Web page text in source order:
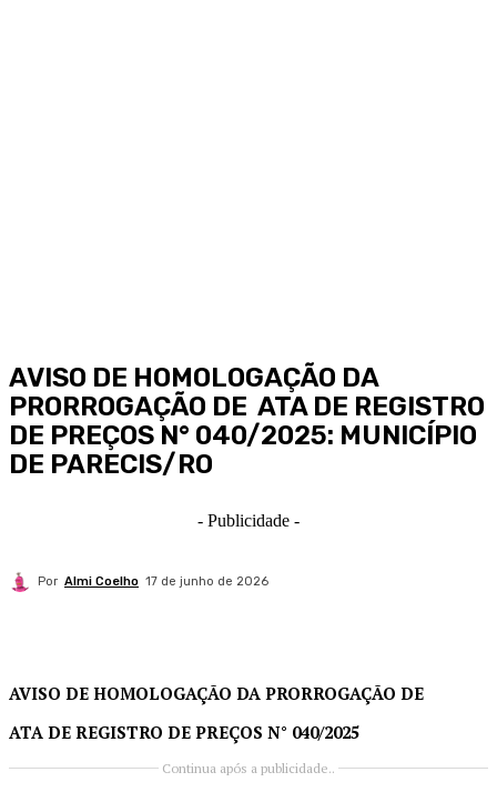
AVISO DE HOMOLOGAÇÃO DA
PRORROGAÇÃO DE ATA DE REGISTRO
DE PREÇOS N° 040/2025: MUNICÍPIO
DE PARECIS/RO
- Publicidade -
Por Almi Coelho 17 de junho de 2026
AVISO DE HOMOLOGAÇÃO DA PRORROGAÇÃO DE
ATA DE REGISTRO DE PREÇOS N° 040/2025
Continua após a publicidade..